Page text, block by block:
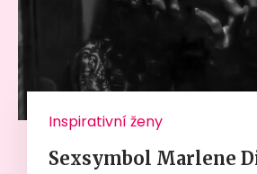
Inspirativní ženy
Sexsymbol Marlene